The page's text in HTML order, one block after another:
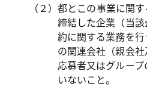
（２）都とこの事業に関
締結した企業（当
約に関する業務を
の関連会社（親会
応募者又はグルー
いないこと。